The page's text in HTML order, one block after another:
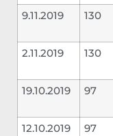
9.11.2019 130
2.11.2019
130
19.10.2019
97
12.10.2019
97